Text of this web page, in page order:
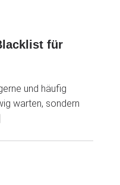
für
und häufig
warten, sondern